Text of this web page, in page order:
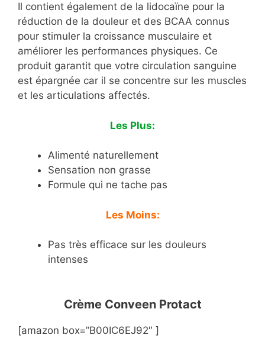
Il contient également de la lidocaïne pour la
réduction de la douleur et des BCAA connus
pour stimuler la croissance musculaire et
améliorer les performances physiques. Ce
produit garantit que votre circulation sanguine
est épargnée car il se concentre sur les muscles
et les articulations affectés.
Les Plus:
Alimenté naturellement
Sensation non grasse
Formule qui ne tache pas
Les Moins:
Pas très efficace sur les douleurs
intenses
Crème Conveen Protact
[amazon box=”B00IC6EJ92″ ]